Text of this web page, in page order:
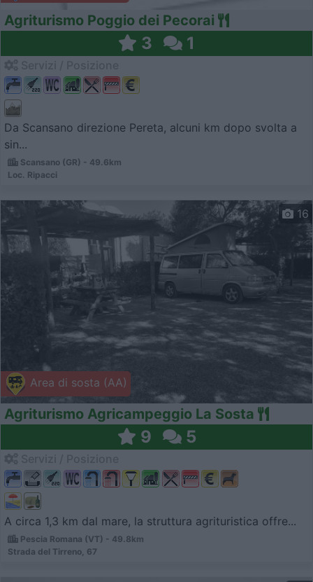
Agriturismo Poggio dei Pecorai
3 1
Da Scansano direzione Pereta, alcuni km dopo svolta a
sin...
Scansano (GR) - 49.6km
Loc. Ripacci
Area di sosta (AA)
16
Agriturismo Agricampeggio La Sosta
9 5
A circa 1,3 km dal mare, la struttura agrituristica offre...
Pescia Romana (VT) - 49.8km
Strada del Tirreno, 67